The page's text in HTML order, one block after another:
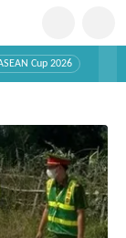
Cup 2026